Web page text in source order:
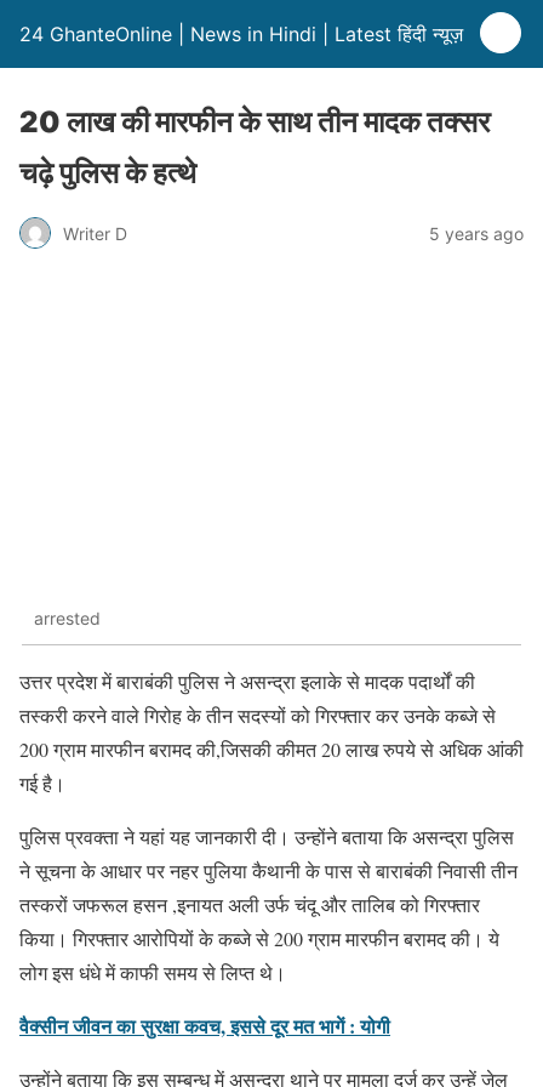
24 GhanteOnline | News in Hindi | Latest हिंदी न्यूज़
20 लाख की मारफीन के साथ तीन मादक तक्सर
चढ़े पुलिस के हत्थे
Writer D 5 years ago
arrested
उत्तर प्रदेश में बाराबंकी पुलिस ने असन्द्रा इलाके से मादक पदार्थों की
तस्करी करने वाले गिरोह के तीन सदस्यों को गिरफ्तार कर उनके कब्जे से
200 ग्राम मारफीन बरामद की,जिसकी कीमत 20 लाख रुपये से अधिक आंकी
गई है।
पुलिस प्रवक्ता ने यहां यह जानकारी दी। उन्होंने बताया कि असन्द्रा पुलिस
ने सूचना के आधार पर नहर पुलिया कैथानी के पास से बाराबंकी निवासी तीन
तस्करों जफरूल हसन ,इनायत अली उर्फ चंदू और तालिब को गिरफ्तार
किया। गिरफ्तार आरोपियों के कब्जे से 200 ग्राम मारफीन बरामद की। ये
लोग इस धंधे में काफी समय से लिप्त थे।
वैक्सीन जीवन का सुरक्षा कवच, इससे दूर मत भागें : योगी
उन्होंने बताया कि इस सम्बन्ध में असन्द्रा थाने पर मामला दर्ज कर उन्हें जेल